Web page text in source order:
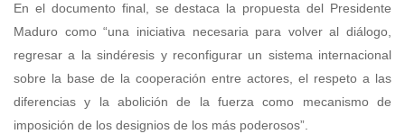
En el documento final, se destaca la propuesta del Presidente
Maduro como “una iniciativa necesaria para volver al diálogo,
regresar a la sindéresis y reconfigurar un sistema internacional
sobre la base de la cooperación entre actores, el respeto a las
diferencias y la abolición de la fuerza como mecanismo de
imposición de los designios de los más poderosos”.